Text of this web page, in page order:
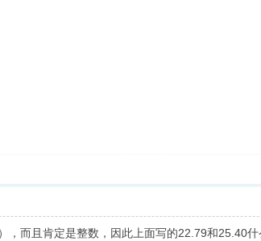
，而且肯定是整数，因此上面写的22.79和25.40